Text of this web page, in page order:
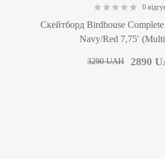
0
Скейтборд Birdhouse
Navy/Red 7,75′
2890
3290UAH